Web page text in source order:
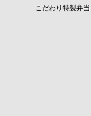
こだわり特製弁当